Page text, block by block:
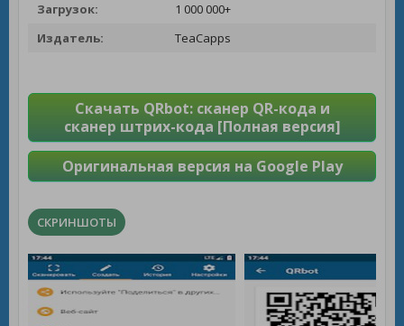
Загрузок:
1 000 000+
Издатель:
TeaCapps
Скачать QRbot: сканер QR-кода и
сканер штрих-кода [Полная версия]
Оригинальная версия на Google Play
СКРИНШОТЫ